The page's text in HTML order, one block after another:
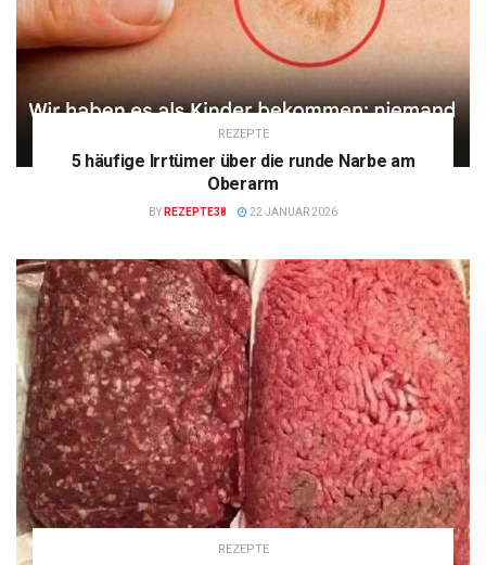
REZEPTE
5 häufige Irrtümer über die runde Narbe am
Oberarm
BY REZEPTE38 22 JANUAR 2026
REZEPTE